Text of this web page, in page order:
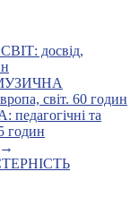
досвід,
світ. 60 годин
та
годин